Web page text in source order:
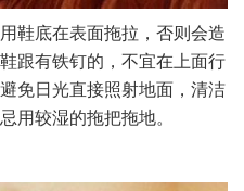
底在表面拖拉，否则会造
跟有铁钉的，不宜在上面行
免日光直接照射地面，清洁
用较湿的拖把拖地。